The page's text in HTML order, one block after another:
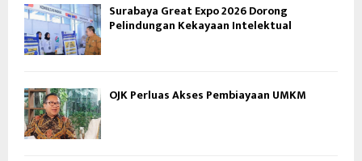
Surabaya Great Expo 2026 Dorong
Pelindungan Kekayaan Intelektual
OJK Perluas Akses Pembiayaan UMKM